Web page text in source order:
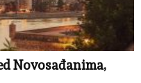
Novosađanima,